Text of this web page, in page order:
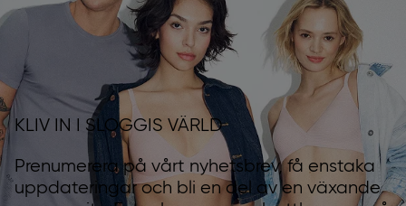
KLIV IN I SLOGGIS VÄRLD
Prenumerera på vårt nyhetsbrev, få enstaka
uppdateringar och bli en del av en växande